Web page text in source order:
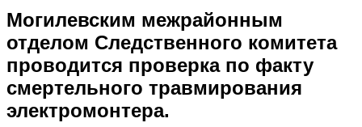
Могилевским межрайонным
отделом Следственного комитета
проводится проверка по факту
смертельного травмирования
электромонтера.